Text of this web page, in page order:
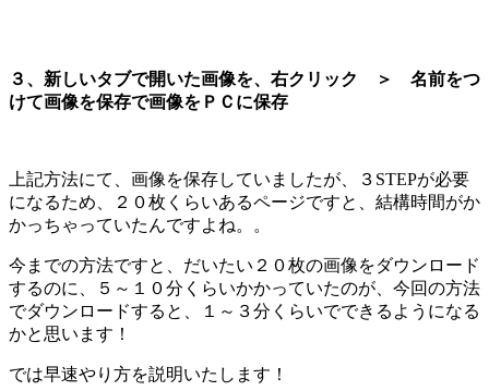
３、新しいタブで開いた画像を、右クリック ＞ 名前をつ
けて画像を保存で画像をＰＣに保存
上記方法にて、画像を保存していましたが、３STEPが必要
になるため、２０枚くらいあるページですと、結構時間がか
かっちゃっていたんですよね。。
今までの方法ですと、だいたい２０枚の画像をダウンロード
するのに、５～１０分くらいかかっていたのが、今回の方法
でダウンロードすると、１～３分くらいでできるようになる
かと思います！
では早速やり方を説明いたします！